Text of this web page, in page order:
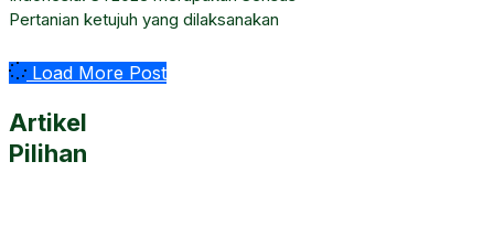
Pertanian ketujuh yang dilaksanakan
Load More Post
Artikel
Pilihan